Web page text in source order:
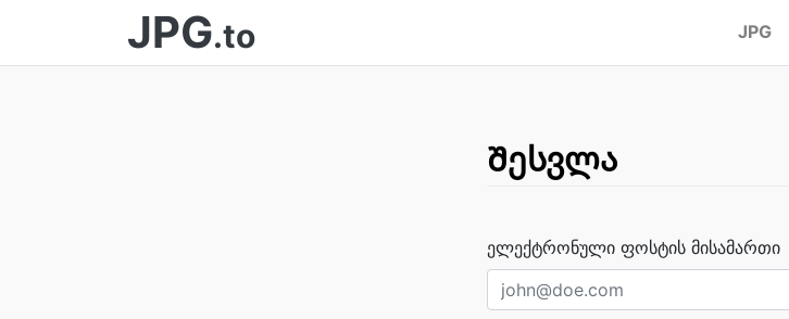
JPG.to JPG
Შესვლა
ელექტრონული ფოსტის მისამართი